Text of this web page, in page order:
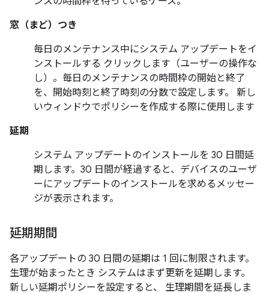
窓（まど）つき
毎日のメンテナンス中にシステム アップデートをイ
ンストールする クリックします（ユーザーの操作な
し）。毎日のメンテナンスの時間枠の開始と終了
を、開始時刻と終了時刻の分数で設定します。 新し
いウィンドウでポリシーを作成する際に使用します
延期
システム アップデートのインストールを 30 日間延
期します。30 日間が経過すると、デバイスのユーザ
ーにアップデートのインストールを求めるメッセー
ジが表示されます。
延期期間
各アップデートの 30 日間の延期は 1 回に制限されます。
生理が始まったとき システムはまず更新を延期します。
新しい延期ポリシーを設定すると、 生理期間を延長しま